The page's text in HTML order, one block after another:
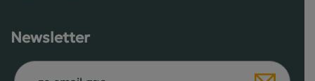
Newsletter